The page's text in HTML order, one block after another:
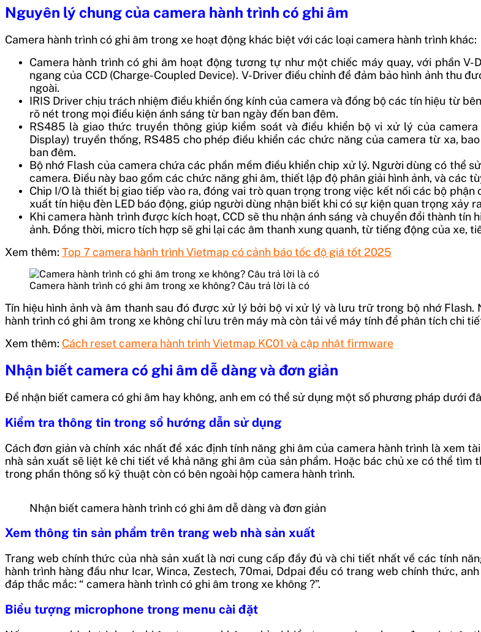
Nguyên lý chung của camera hành trình có ghi âm
Camera hành trình có ghi âm trong xe hoạt động khác biệt với các loại camera hành trình khác:
Camera hành trình có ghi âm hoạt động tương tự như một chiếc máy quay, với phần
ngang của CCD (Charge-Coupled Device). V-Driver điều chỉnh để đảm bảo hình ảnh thu
ngoài.
IRIS Driver chịu trách nhiệm điều khiển ống kính của camera và đồng bộ các tín hiệu từ
rõ nét trong mọi điều kiện ánh sáng từ ban ngày đến ban đêm.
RS485 là giao thức truyền thông giúp kiểm soát và điều khiển bộ vi xử lý của
Display) truyền thống, RS485 cho phép điều khiển các chức năng của camera từ xa,
ban đêm.
Bộ nhớ Flash của camera chứa các phần mềm điều khiển chip xử lý. Người dùng có thể
camera. Điều này bao gồm các chức năng ghi âm, thiết lập độ phân giải hình ảnh, và các
Chip I/O là thiết bị giao tiếp vào ra, đóng vai trò quan trọng trong việc kết nối các bộ
xuất tín hiệu đèn LED báo động, giúp người dùng nhận biết khi có sự kiện quan trọng xảy
Khi camera hành trình được kích hoạt, CCD sẽ thu nhận ánh sáng và chuyển đổi thành
ảnh. Đồng thời, micro tích hợp sẽ ghi lại các âm thanh xung quanh, từ tiếng động của xe,
Xem thêm: Top 7 camera hành trình Vietmap có cảnh báo tốc độ giá tốt 2025
Camera hành trình có ghi âm trong xe không? Câu trả lời là có
Tín hiệu hình ảnh và âm thanh sau đó được xử lý bởi bộ vi xử lý và lưu trữ trong bộ nhớ
hành trình có ghi âm trong xe không chỉ lưu trên máy mà còn tải về máy tính để phân tích chi
Xem thêm: Cách reset camera hành trình Vietmap KC01 và cập nhật firmware
Nhận biết camera có ghi âm dễ dàng và đơn giản
Để nhận biết camera có ghi âm hay không, anh em có thể sử dụng một số phương pháp dưới
Kiểm tra thông tin trong sổ hướng dẫn sử dụng
Cách đơn giản và chính xác nhất để xác định tính năng ghi âm của camera hành trình là xem
nhà sản xuất sẽ liệt kê chi tiết về khả năng ghi âm của sản phẩm. Hoặc bác chủ xe có thể
trong phần thông số kỹ thuật còn có bên ngoài hộp camera hành trình.
Nhận biết camera hành trình có ghi âm dễ dàng và đơn giản
Xem thông tin sản phẩm trên trang web nhà sản xuất
Trang web chính thức của nhà sản xuất là nơi cung cấp đầy đủ và chi tiết nhất về các tính
hành trình hàng đầu như Icar, Winca, Zestech, 70mai, Ddpai đều có trang web chính thức,
đáp thắc mắc: “ camera hành trình có ghi âm trong xe không ?”.
Biểu tượng microphone trong menu cài đặt